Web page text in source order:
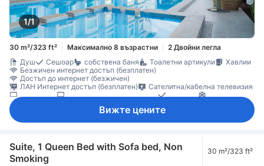
1/1
30 m²/323 ft² Максимално 8 възрастни
2 Двойни легла
Душ
Сешоар собствена баня Тоалетни артикули
Хавлии
Безжичен интернет достъп (безплатен)
Достъп до интернет (безжичен)
ЛАН Интернет достъп (безплатен)
Сателитна/кабелна телевизия
Телевизор
Телевизор с плосък екран Телефон
Климатик
Вижте цените
Suite, 1 Queen Bed with Sofa bed, Non
Smoking
30 m²/323 ft²